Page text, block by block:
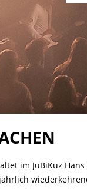
im JuBiKuz